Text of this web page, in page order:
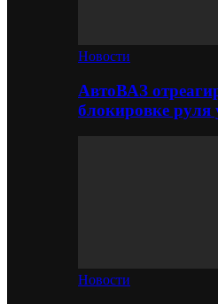
Новости
АвтоВАЗ
блокировке руля
Новости